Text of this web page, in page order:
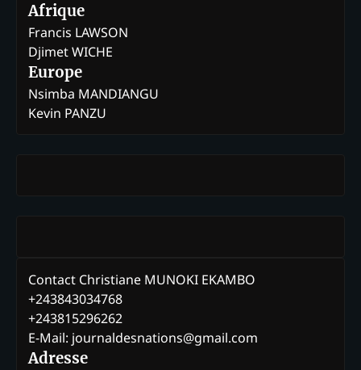
Afrique
Francis LAWSON
Djimet WICHE
Europe
Nsimba MANDIANGU
Kevin PANZU
Contact Christiane MUNOKI EKAMBO
+243843034768
+243815296262
E-Mail: journaldesnations@gmail.com
Adresse